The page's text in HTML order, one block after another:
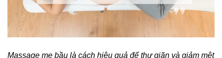
Massage mẹ bầu là cách hiệu quả để thư giãn và giảm mệt